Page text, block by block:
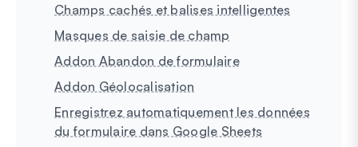
Champs cachés et balises intelligentes
Masques de saisie de champ
Addon Abandon de formulaire
Addon Géolocalisation
Enregistrez automatiquement les données
du formulaire dans Google Sheets